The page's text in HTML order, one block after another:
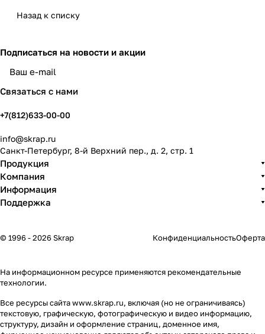
Назад к списку
Подписаться на новости и акции
Связаться с нами
+7(812)633-00-00
info@skrap.ru
Санкт-Петербург, 8-й Верхний пер., д. 2, стр. 1
Продукция
Компания
Информация
Поддержка
© 1996 - 2026 Skrap КонфиденциальностьОферта
На информационном ресурсе применяются рекомендательные
технологии.
Все ресурсы сайта www.skrap.ru, включая (но не ограничиваясь)
текстовую, графическую, фотографическую и видео информацию,
структуру, дизайн и оформление страниц, доменное имя,